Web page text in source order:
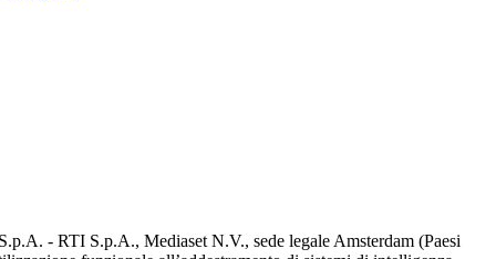
- RTI S.p.A., Mediaset N.V., sede legale Amsterdam (Paesi